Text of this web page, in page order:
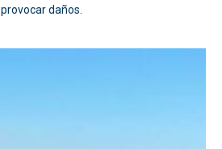
provocar daños.